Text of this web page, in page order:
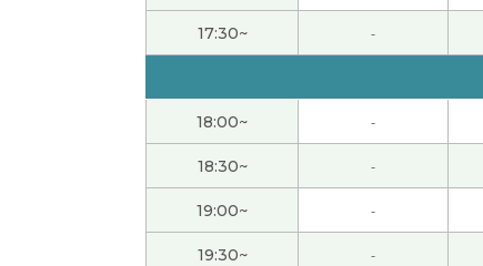
一边造句一边学习单词很有意思。五声音阶
谢谢您的课！今天的文章虽然难，但是让
谢谢您教我细致的表达。这些说法在教科
教我。
劳逸结合很重要。谢谢您，下次见！
17:30~ -
18:00~ -
18:30~ -
19:00~ -
19:30~ -